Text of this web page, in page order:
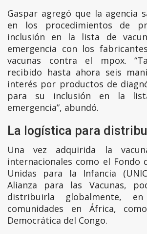
Gaspar agregó que la agencia
en los procedimientos de
inclusión en la lista de
emergencia con los
vacunas contra el mpox.
recibido hasta ahora seis
interés por productos de
para su inclusión en la
emergencia”, abundó.
La logística para
Una vez adquirida la
internacionales como el Fondo
Unidas para la Infancia
Alianza para las Vacunas,
distribuirla globalmente,
comunidades en África,
Democrática del Congo.